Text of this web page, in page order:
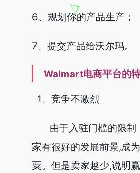
6、规划你的产品生产；
7、提交产品给沃尔玛。
Walmart电商平台的
1、竞争不激烈
由于入驻门槛的限制
家有很好的发展前景,成
粟。但是卖家越少,说明